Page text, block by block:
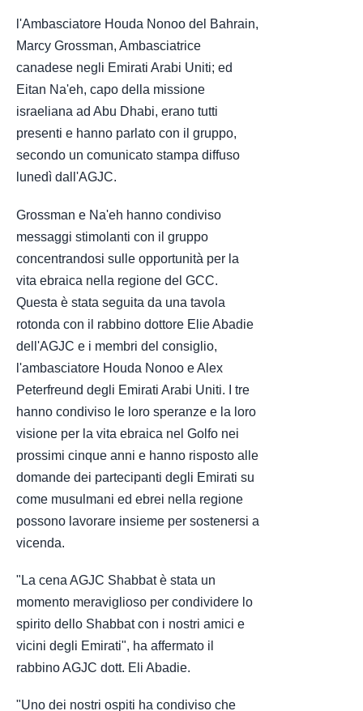
l'Ambasciatore Houda Nonoo del Bahrain,
Marcy Grossman, Ambasciatrice
canadese negli Emirati Arabi Uniti; ed
Eitan Na'eh, capo della missione
israeliana ad Abu Dhabi, erano tutti
presenti e hanno parlato con il gruppo,
secondo un comunicato stampa diffuso
lunedì dall'AGJC.
Grossman e Na'eh hanno condiviso
messaggi stimolanti con il gruppo
concentrandosi sulle opportunità per la
vita ebraica nella regione del GCC.
Questa è stata seguita da una tavola
rotonda con il rabbino dottore Elie Abadie
dell'AGJC e i membri del consiglio,
l'ambasciatore Houda Nonoo e Alex
Peterfreund degli Emirati Arabi Uniti. I tre
hanno condiviso le loro speranze e la loro
visione per la vita ebraica nel Golfo nei
prossimi cinque anni e hanno risposto alle
domande dei partecipanti degli Emirati su
come musulmani ed ebrei nella regione
possono lavorare insieme per sostenersi a
vicenda.
"La cena AGJC Shabbat è stata un
momento meraviglioso per condividere lo
spirito dello Shabbat con i nostri amici e
vicini degli Emirati", ha affermato il
rabbino AGJC dott. Eli Abadie.
"Uno dei nostri ospiti ha condiviso che